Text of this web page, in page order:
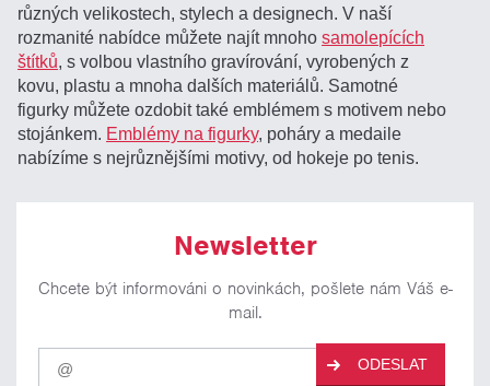
různých velikostech, stylech a designech. V naší
rozmanité nabídce můžete najít mnohosamolepících
štítků, s volbou vlastního gravírování, vyrobených z
kovu, plastu a mnoha dalších materiálů. Samotné
figurky můžete ozdobit také emblémem s motivem nebo
stojánkem. Emblémy na figurky, poháry a medaile
nabízíme s nejrůznějšími motivy, od hokeje po tenis.
Newsletter
Chcete být informováni o novinkách, pošlete nám Váš e-
mail.
Pro
odběr
ODESLAT